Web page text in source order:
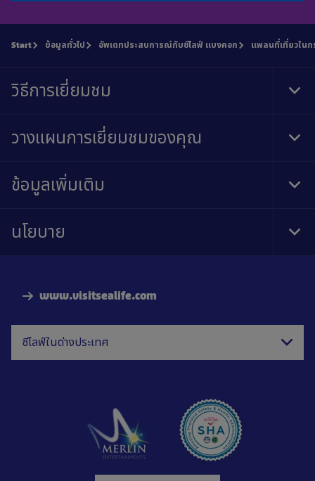
www.visitsealife.com
ซีไลฟ์ในต่างประเทศ
Start ข้อมูลทั่วไป อัพเดทประสบการณ์กับซีไลฟ์ แบงคอก แพลนที่เที่ยวใน
วิธีการเยี่ยมชม
วางแผนการเยี่ยมชมของคุณ
ข้อมูลเพิ่มเติม
นโยบาย